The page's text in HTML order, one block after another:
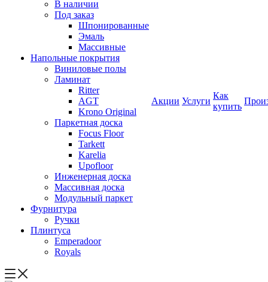
В наличии
Под заказ
Шпонированные
Эмаль
Массивные
Напольные покрытия
Виниловые полы
Ламинат
Ritter
AGT
Krono Original
Паркетная доска
Focus Floor
Tarkett
Karelia
Upofloor
Инженерная доска
Массивная доска
Модульный паркет
Фурнитура
Ручки
Плинтуса
Emperadoor
Royals
Акции Услуги
Как
купить